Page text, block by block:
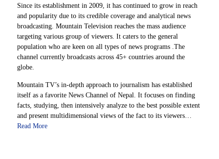
Since its establishment in 2009, it has continued to grow in reach
and popularity due to its credible coverage and analytical news
broadcasting. Mountain Television reaches the mass audience
targeting various group of viewers. It caters to the general
population who are keen on all types of news programs .The
channel currently broadcasts across 45+ countries around the
globe.
Mountain TV’s in-depth approach to journalism has established
itself as a favorite News Channel of Nepal. It focuses on finding
facts, studying, then intensively analyze to the best possible extent
and present multidimensional views of the fact to its viewers…
Read More